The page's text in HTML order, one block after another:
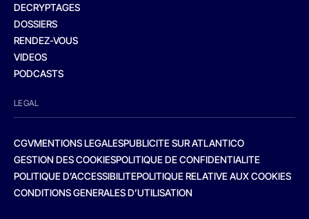
DECRYPTAGES
DOSSIERS
RENDEZ-VOUS
VIDEOS
PODCASTS
LEGAL
CGVMENTIONS LEGALESPUBLICITE SUR ATLANTICO
GESTION DES COOKIESPOLITIQUE DE CONFIDENTIALITE
POLITIQUE D’ACCESSIBILITEPOLITIQUE RELATIVE AUX COOKIES
CONDITIONS GENERALES D’UTILISATION